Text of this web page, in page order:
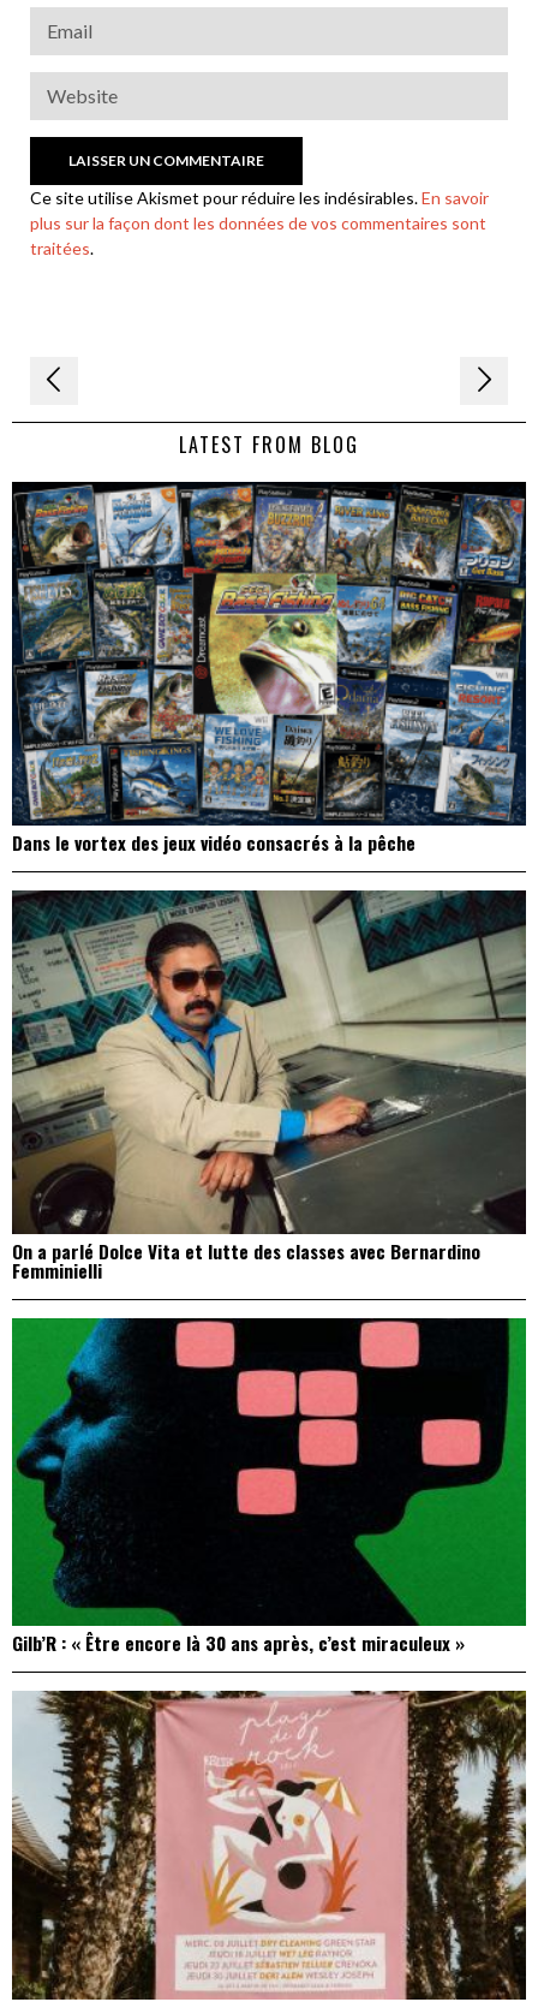
Ce site utilise Akismet pour réduire les indésirables.En savoir
plus sur la façon dont les données de vos commentaires sont
traitées.
Navigation
de LATEST FROM BLOG
Dans le vortex des jeux vidéo consacrés à la pêche
On a parlé Dolce Vita et lutte des classes avec Bernardino
Femminielli
Gilb’R : « Être encore là 30 ans après, c’est miraculeux »